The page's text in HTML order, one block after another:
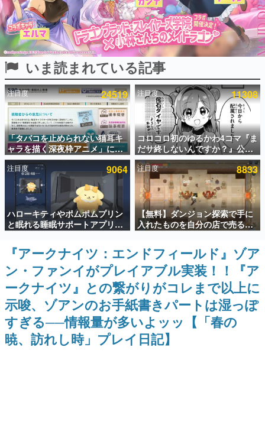
インタビュー
連載・特集一覧
殿堂入り記事
SNS拡散数が数千以上！ ページビュー数万以上！ などな
ど。多くの人々に読まれた、電ファミ渾身の“殿堂入り”記
事をまとめました。
ゲームの企画書
名作ゲームクリエイターの方々に製作時のエピソードをお
聞きし、ヒットする企画（ゲーム）とは何か？を探ってい
きます。
赫本
この物語を解いてはいけない。『赫本』は、〈試験問題〉
の形をした短編ホラー小説集です。
新世代に訊く
これからのデジタルゲーム市場を担う若きクリエイター達
の姿を追い、彼らのルーツと情熱を探っていきます。
ゲーム世代の作家たち
ゲームに多大な影響を受けた作家さんに取材し、ゲームが
日本のコンテンツ産業やカルチャーに与えた影響を探る企
画です。
日本モバイルゲーム産業史
日本のモバイルゲーム史における主要なトピック・タイト
ルを網羅するほか、開発者へのインタビューや識者による
解説を掲載。約20年の歴史が一望できる決定版！
いま読まれている記事
注目度 24519
「タバコを止められない猫耳キ
ャラを描く深夜枠アニメ」に視
聴者の一部から批判意見。違法
薬物の使用と思わしき描写も含
めて、BPOが議論を交わす
注目度 11308
コロコロ初のゆるかわ4コマ『ま
だサ終しないんですか？』公開
スタート。主人公は新入社員の
侘石ダイヤ、ゲーム会社を舞台
にトラブルへ対応する社員たち
を描く
注目度 9064
ハローキティやポムポムプリン
と眠れる睡眠サポートアプリ
『ゆめたび』が配信中。キャラ
ごとのASMRや目覚ましアラー
ムも搭載
注目度 8833
【無料】ダンジョン探索で手に
入れたものを自分の店で売るゲ
ーム『Moonlighter』がSteam
にて無料配布中！続編
『Moonlighter 2』の9月2日正
式リリースを記念したキャンペ
ーン
『アークナイツ：エンドフィールド』ゾア
ン・ファンイがプレイアブル実装！！『ア
ークナイツ』との繋がりがコレまで以上に
示唆、ゾアンのお手紙書きパートは湿っぽ
すぎる──情報量が多いよッッ【「春の
暁、訪れし時」プレイ日記】